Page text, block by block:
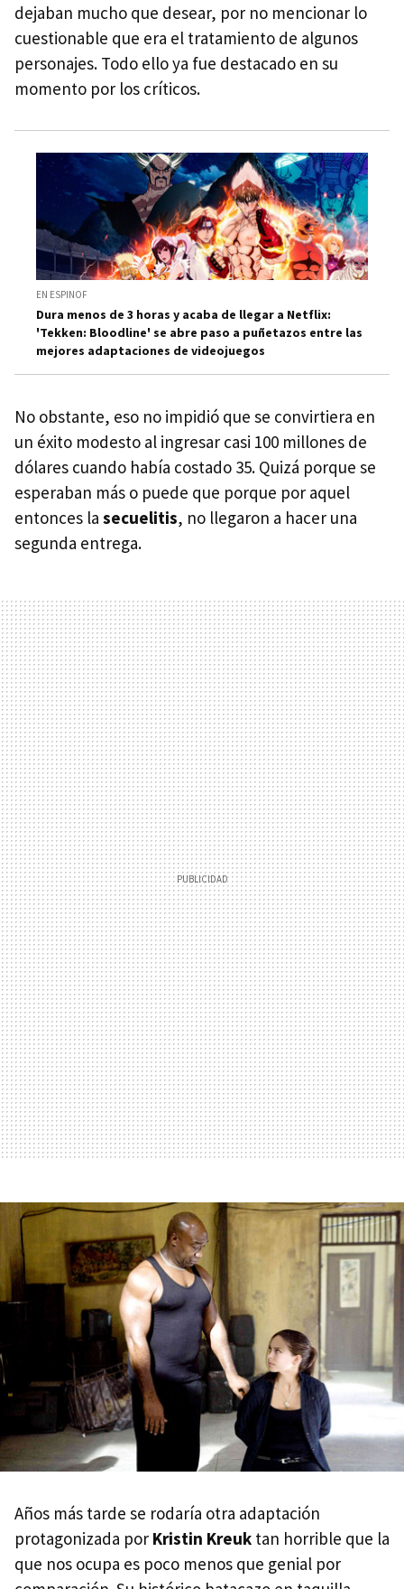
dejaban mucho que desear, por no mencionar lo
cuestionable que era el tratamiento de algunos
personajes. Todo ello ya fue destacado en su
momento por los críticos.
EN ESPINOF
Dura menos de 3 horas y acaba de llegar a Netflix:
'Tekken: Bloodline' se abre paso a puñetazos entre las
mejores adaptaciones de videojuegos
No obstante, eso no impidió que se convirtiera en
un éxito modesto al ingresar casi 100 millones de
dólares cuando había costado 35. Quizá porque se
esperaban más o puede que porque por aquel
entonces la secuelitis, no llegaron a hacer una
segunda entrega.
Años más tarde se rodaría otra adaptación
protagonizada por Kristin Kreuk tan horrible que la
que nos ocupa es poco menos que genial por